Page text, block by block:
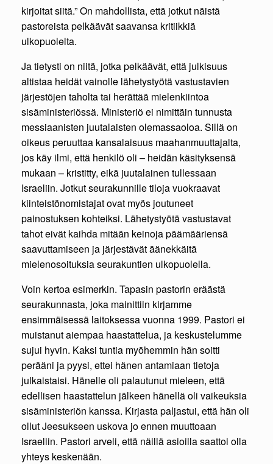
kirjoitat siitä.” On mahdollista, että jotkut näistä
pastoreista pelkäävät saavansa kritiikkiä
ulkopuolelta.
Ja tietysti on niitä, jotka pelkäävät, että julkisuus
altistaa heidät vainolle lähetystyötä vastustavien
järjestöjen taholta tai herättää mielenkiintoa
sisäministeriössä. Ministeriö ei nimittäin tunnusta
messiaanisten juutalaisten olemassaoloa. Sillä on
oikeus peruuttaa kansalaisuus maahanmuuttajalta,
jos käy ilmi, että henkilö oli – heidän käsityksensä
mukaan – kristitty, eikä juutalainen tullessaan
Israeliin. Jotkut seurakunnille tiloja vuokraavat
kiinteistönomistajat ovat myös joutuneet
painostuksen kohteiksi. Lähetystyötä vastustavat
tahot eivät kaihda mitään keinoja päämääriensä
saavuttamiseen ja järjestävät äänekkäitä
mielenosoituksia seurakuntien ulkopuolella.
Voin kertoa esimerkin. Tapasin pastorin eräästä
seurakunnasta, joka mainittiin kirjamme
ensimmäisessä laitoksessa vuonna 1999. Pastori ei
muistanut aiempaa haastattelua, ja keskustelumme
sujui hyvin. Kaksi tuntia myöhemmin hän soitti
perääni ja pyysi, ettei hänen antamiaan tietoja
julkaistaisi. Hänelle oli palautunut mieleen, että
edellisen haastattelun jälkeen hänellä oli vaikeuksia
sisäministeriön kanssa. Kirjasta paljastui, että hän oli
ollut Jeesukseen uskova jo ennen muuttoaan
Israeliin. Pastori arveli, että näillä asioilla saattoi olla
yhteys keskenään.